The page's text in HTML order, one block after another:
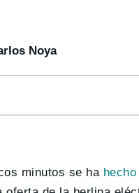
Noya
minutos se ha